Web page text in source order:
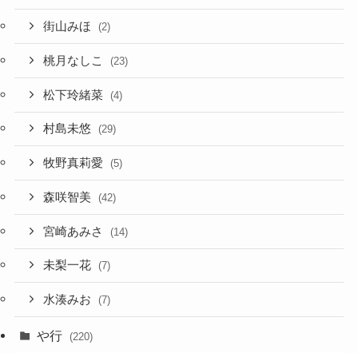
街山みほ (2)
桃月なしこ (23)
松下玲緒菜 (4)
村島未悠 (29)
牧野真莉愛 (5)
森咲智美 (42)
宮崎あみさ (14)
未梨一花 (7)
水湊みお (7)
や行 (220)